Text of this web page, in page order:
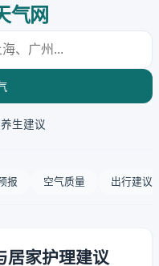
气网
生建议
报 空气质量 出行建议
居家护理建议